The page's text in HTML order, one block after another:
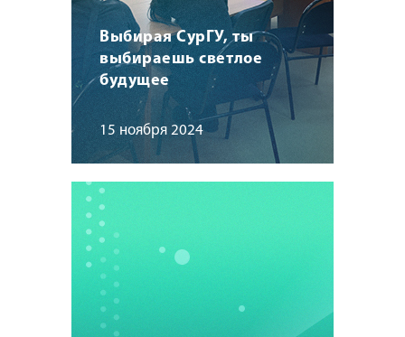
Выбирая СурГУ, ты
выбираешь светлое
будущее
15 ноября 2024